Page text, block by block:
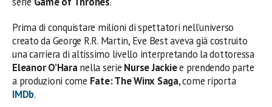
Prima di conquistare milioni di spettatori nell’universo
creato da George R.R. Martin, Eve Best aveva già costruito
una carriera di altissimo livello interpretando la dottoressa
Eleanor O’Haranella serie Nurse Jackiee prendendo parte
a produzioni come Fate: The Winx Saga, come riporta
IMDb.